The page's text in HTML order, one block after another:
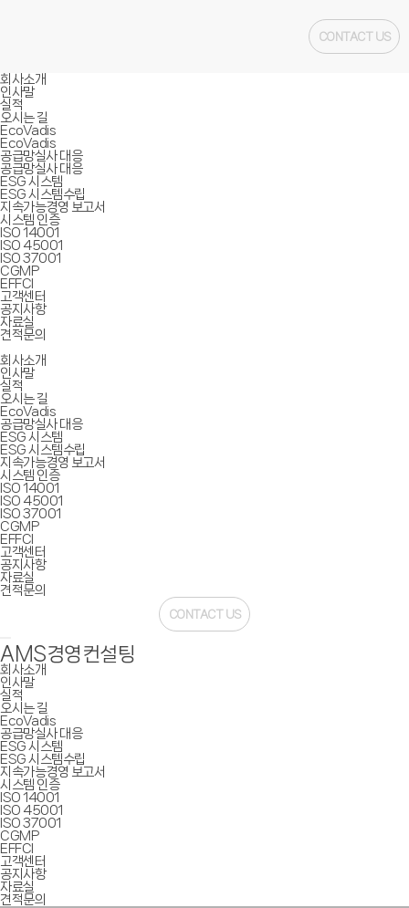
CONTACT US
회사소개
인사말
실적
오시는 길
EcoVadis
EcoVadis
공급망실사 대응
공급망실사 대응
ESG 시스템
ESG 시스템수립
지속가능경영 보고서
시스템 인증
ISO 14001
ISO 45001
ISO 37001
CGMP
EFFCI
고객센터
공지사항
자료실
견적문의
회사소개
인사말
실적
오시는 길
EcoVadis
공급망실사 대응
ESG 시스템
ESG 시스템수립
지속가능경영 보고서
시스템 인증
ISO 14001
ISO 45001
ISO 37001
CGMP
EFFCI
고객센터
공지사항
자료실
견적문의
CONTACT US
AMS경영컨설팅
회사소개
인사말
실적
오시는 길
EcoVadis
공급망실사 대응
ESG 시스템
ESG 시스템수립
지속가능경영 보고서
시스템 인증
ISO 14001
ISO 45001
ISO 37001
CGMP
EFFCI
고객센터
공지사항
자료실
견적문의